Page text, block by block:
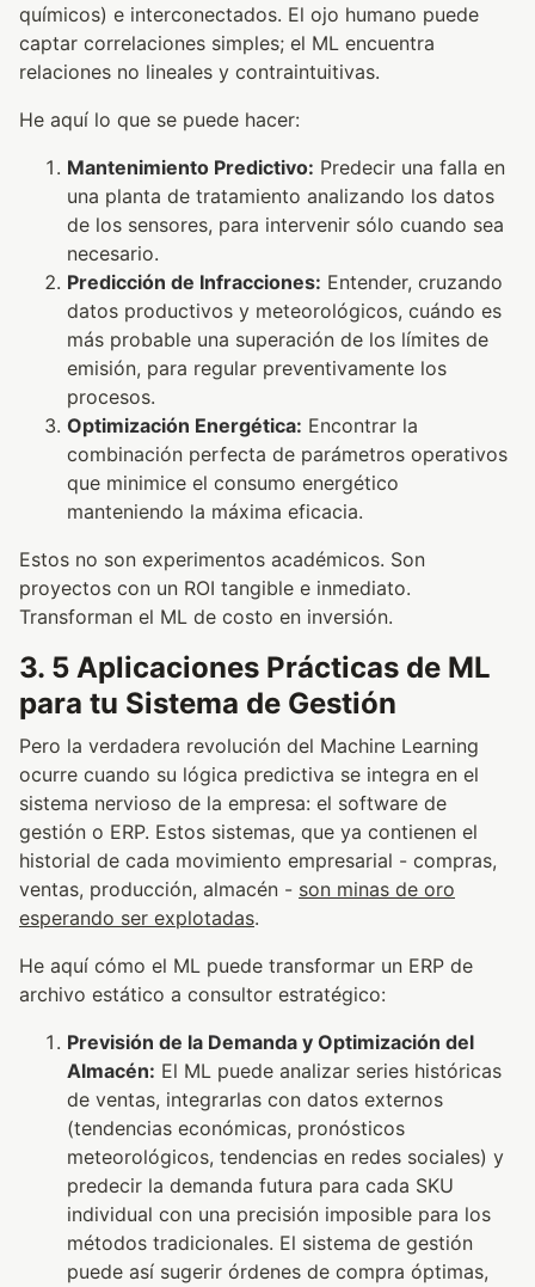
químicos) e interconectados. El ojo humano puede
captar correlaciones simples; el ML encuentra
relaciones no lineales y contraintuitivas.
He aquí lo que se puede hacer:
Mantenimiento Predictivo: Predecir una falla en
una planta de tratamiento analizando los datos
de los sensores, para intervenir sólo cuando sea
necesario.
Predicción de Infracciones: Entender, cruzando
datos productivos y meteorológicos, cuándo es
más probable una superación de los límites de
emisión, para regular preventivamente los
procesos.
Optimización Energética: Encontrar la
combinación perfecta de parámetros operativos
que minimice el consumo energético
manteniendo la máxima eficacia.
Estos no son experimentos académicos. Son
proyectos con un ROI tangible e inmediato.
Transforman el ML de costo en inversión.
3. 5 Aplicaciones Prácticas de ML
para tu Sistema de Gestión
Pero la verdadera revolución del Machine Learning
ocurre cuando su lógica predictiva se integra en el
sistema nervioso de la empresa: el software de
gestión o ERP. Estos sistemas, que ya contienen el
historial de cada movimiento empresarial - compras,
ventas, producción, almacén - son minas de oro
esperando ser explotadas.
He aquí cómo el ML puede transformar un ERP de
archivo estático a consultor estratégico:
Previsión de la Demanda y Optimización del
Almacén: El ML puede analizar series históricas
de ventas, integrarlas con datos externos
(tendencias económicas, pronósticos
meteorológicos, tendencias en redes sociales) y
predecir la demanda futura para cada SKU
individual con una precisión imposible para los
métodos tradicionales. El sistema de gestión
puede así sugerir órdenes de compra óptimas,